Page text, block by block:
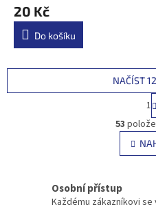
20 Kč
Do košíku
l
NAČÍST
t
1
53
Osobní přístup
Každému zákazníkovi